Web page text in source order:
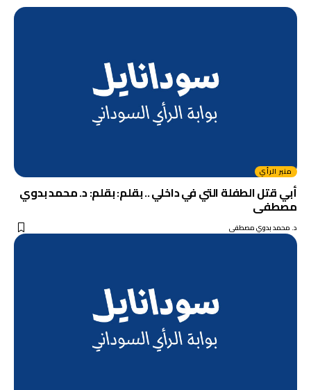
منبر الرأي
أبي قتل الطفلة التي في داخلي .. بقلم: بقلم: د. محمد بدوي
مصطفى
د. محمد بدوي مصطفى